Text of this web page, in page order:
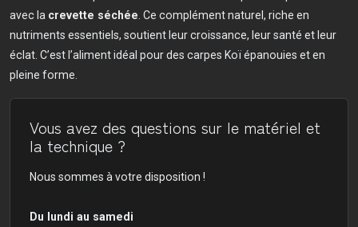
avec la crevette séchée. Ce complément naturel, riche en
nutriments essentiels, soutient leur croissance, leur santé et leur
éclat. C’est l’aliment idéal pour des carpes Koï épanouies et en
pleine forme.
Vous avez des questions sur le matériel et
la technique ?
Nous sommes à votre disposition !
Du lundi au samedi